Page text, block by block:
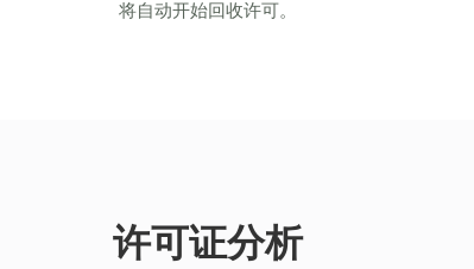
将自动开始回收许可。
许可证分析